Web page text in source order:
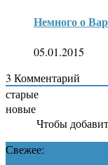
Немного о
05.01.2015
3 Комментарий
старые
новые
Чтобы
Свежее: